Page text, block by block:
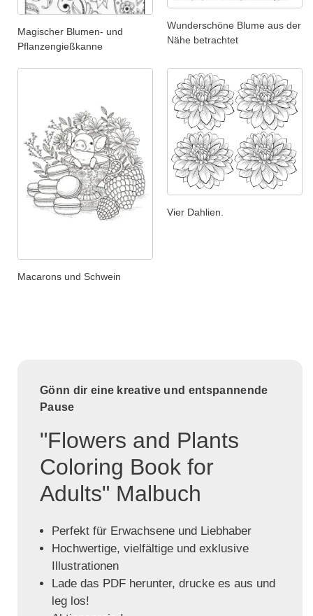
Magischer Blumen- und
Pflanzengießkanne
Wunderschöne Blume aus der
Nähe betrachtet
Macarons und Schwein
Vier Dahlien.
Gönn dir eine kreative und entspannende
Pause
"Flowers and Plants
Coloring Book for
Adults" Malbuch
Perfekt für Erwachsene und Liebhaber
Hochwertige, vielfältige und exklusive
Illustrationen
Lade das PDF herunter, drucke es aus und
leg los!